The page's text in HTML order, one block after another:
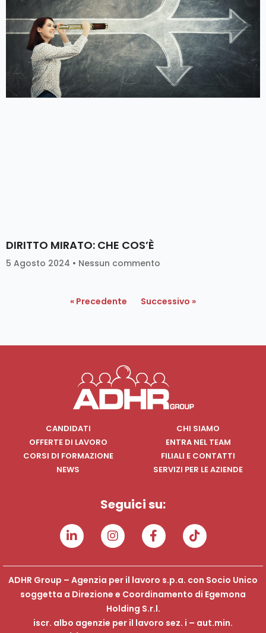
DIRITTO MIRATO: CHE COS’È
5 Agosto 2024 Nessun commento
« Precedente Successivo »
CANDIDATI
OFFERTE DI LAVORO
CORSI DI FORMAZIONE
NEWS
CHI SIAMO
ENTRA NEL TEAM
FILIALI E CONTATTI
SERVIZI PER LE AZIENDE
Seguici su:
ADHR Group – Agenzia per il lavoro s.p.a. con Socio Unico
soggetta a Direzione e Coordinamento di Egemona
Holding S.r.l.
iscr. albo agenzie per il lavoro sez. i – aut.min.